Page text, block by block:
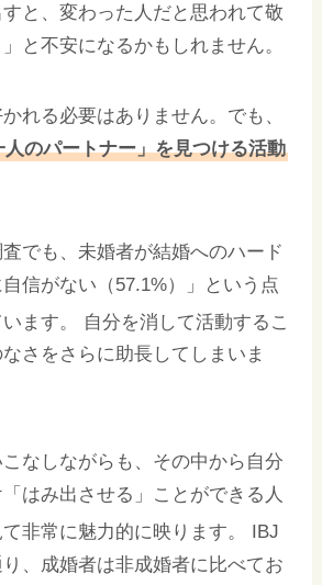
すと、変わった人だと思われて敬
と不安になるかもしれません。
れる必要はありません。でも、
のパートナー」を見つける活動
でも、未婚者が結婚へのハード
信がない（57.1%）」という点
ます。 自分を消して活動するこ
さをさらに助長してしまいま
なしながらも、その中から自分
はみ出させる」ことができる人
非常に魅力的に映ります。 IBJ
、成婚者は非成婚者に比べてお